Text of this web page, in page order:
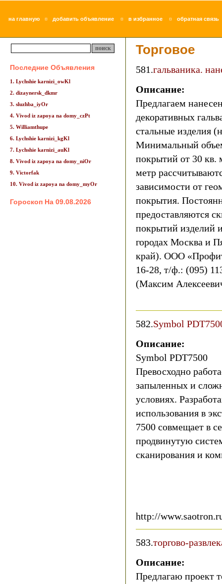
на главную ¤ добавить объявление ¤ в избранное ¤ обратная связь
Последние Объявления
1. Lychshie karnizi_owKl
2. dizaynersk_dkmr
3. sluzhba_iyOr
4. Vivod iz zapoya na domy_czPt
5. Williamthupe
6. Lychshie karnizi_kgKl
7. Lychshie karnizi_auKl
8. Vivod iz zapoya na domy_niOr
9. Victorfak
10. Vivod iz zapoya na domy_myOr
Гороскоп На 09.08.2026
Торговое
581.гальваника.
Описание:
Предлагаем
декоративных
стальные изделия
Минимальный
покрытий от 30 кв.
метр
зависимости от
покрытия.
предоставляются
покрытий изделий
городах Москва и
край). ООО
16-28, т/ф.: (095)
(Максим
582.Symbol
Описание:
Symbol PDT7500
Превосходно
запыленных и
условиях.
использования в
7500 совмещает в
продвинутую
сканирования и
http://
583.торгово-
Описание:
Предлагаю проект